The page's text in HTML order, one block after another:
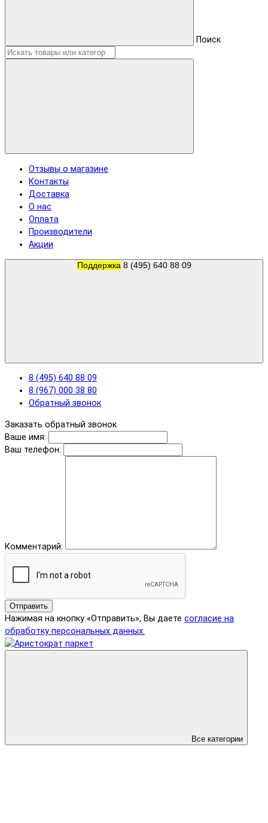
Поиск
Отзывы о магазине
Контакты
Доставка
О нас
Оплата
Производители
Акции
Поддержка 8 (495) 640 88 09
8 (495) 640 88 09
8 (967) 000 38 80
Обратный звонок
Заказать обратный звонок
Ваше имя:
Ваш телефон:
Комментарий:
Отправить
Нажимая на кнопку «Отправить», Вы даете согласие на
обработку персональных данных.
Все категории